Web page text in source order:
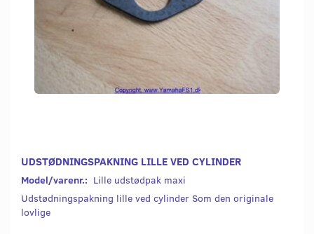
UDSTØDNINGSPAKNING LILLE VED CYLINDER
Model/varenr.: Lille udstødpak maxi
Udstødningspakning lille ved cylinder Som den originale
lovlige